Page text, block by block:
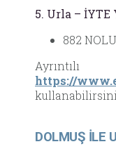
5. Urla – İYTE
882
https://
DOLMUŞ İLE